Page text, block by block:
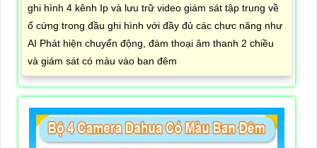
ghi hình 4 kênh Ip và lưu trữ video giám sát tập trung về
ổ cứng trong đầu ghi hình với đầy đủ các chưc năng như
AI Phát hiện chuyển động, đàm thoại âm thanh 2 chiều
và giám sát có màu vào ban đêm